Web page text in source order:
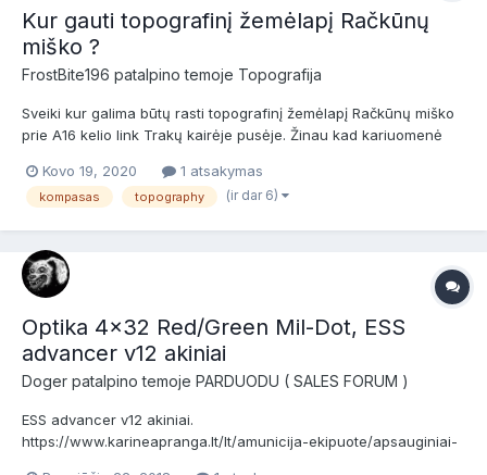
Kur gauti topografinį žemėlapį Račkūnų
miško ?
FrostBite196 patalpino temoje Topografija
Sveiki kur galima būtų rasti topografinį žemėlapį Račkūnų miško
prie A16 kelio link Trakų kairėje pusėje. Žinau kad kariuomenė
nusikopijuoti... radau geoportal.lt bet nėr kvartalinių
atsispauzdinti neleidžia... 😞 reikia būtent kvar...
Kovo 19, 2020 1 atsakymas
kompasas topography (ir dar 6)
Optika 4x32 Red/Green Mil-Dot, ESS
advancer v12 akiniai
Doger patalpino temoje PARDUODU ( SALES FORUM )
ESS advancer v12 akiniai.
https://www.karineapranga.lt/lt/amunicija-ekipuote/apsauginiai-